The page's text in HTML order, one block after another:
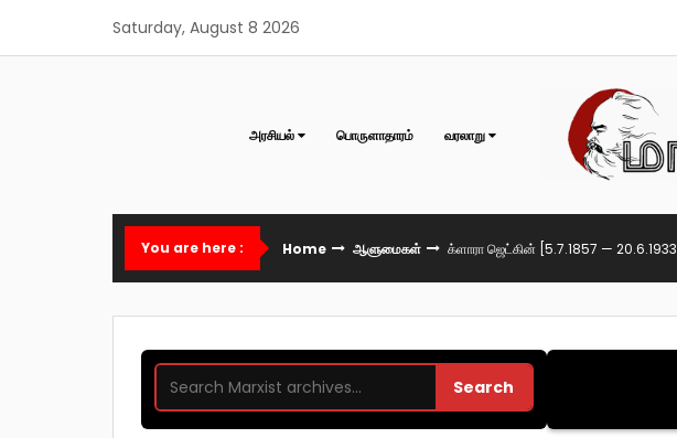
content
Saturday, August 8 2026
அரசியல் பொருளாதாரம் வரலாறு
You are here : Home ஆளுமைகள் க்ளாரா ஜெட்கின் [5.7.1857 — 20.6.1933]
Search